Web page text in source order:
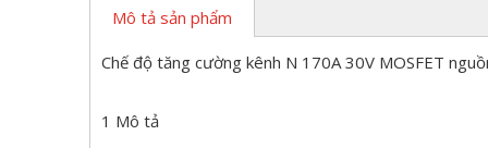
Mô tả sản phẩm
Chế độ tăng cường kênh N 170A 30V MOSFET
1 Mô tả